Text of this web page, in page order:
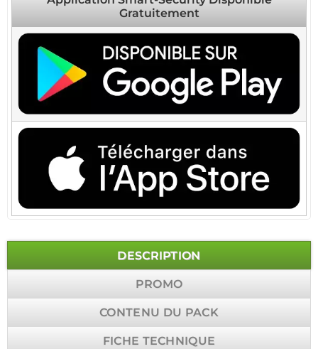
Gratuitement
DESCRIPTION
PROMO
CONTENU DU PACK
FICHE TECHNIQUE